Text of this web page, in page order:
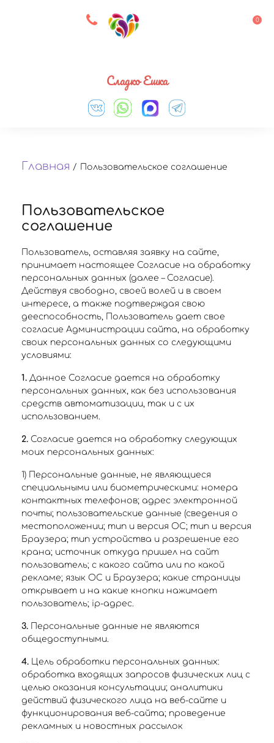
8 927 083 33 05 0
Сладко Ешка
Главная / Пользовательское соглашение
Пользовательское
соглашение
Пользователь, оставляя заявку на сайте,
принимает настоящее Согласие на обработку
персональных данных (далее – Согласие).
Действуя свободно, своей волей и в своем
интересе, а также подтверждая свою
дееспособность, Пользователь дает свое
согласие Администрации сайта, на обработку
своих персональных данных со следующими
условиями:
1. Данное Согласие дается на обработку
персональных данных, как без использования
средств автоматизации, так и с их
использованием.
2. Согласие дается на обработку следующих
моих персональных данных:
1) Персональные данные, не являющиеся
специальными или биометрическими: номера
контактных телефонов; адрес электронной
почты; пользовательские данные (сведения о
местоположении; тип и версия ОС; тип и версия
Браузера; тип устройства и разрешение его
крана; источник откуда пришел на сайт
пользователь; с какого сайта или по какой
рекламе; язык ОС и Браузера; какие страницы
открывает и на какие кнопки нажимает
пользователь; ip-адрес.
3. Персональные данные не являются
общедоступными.
4. Цель обработки персональных данных:
обработка входящих запросов физических лиц с
целью оказания консультации; аналитики
действий физического лица на веб-сайте и
функционирования веб-сайта; проведение
рекламных и новостных рассылок